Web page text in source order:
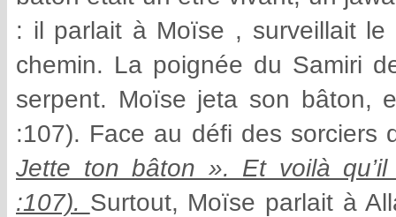
: il parlait à Moïse , surveillait
chemin. La poignée du Samiri
serpent. Moïse jeta son bâton,
:107). Face au défi des sorciers
Jette ton bâton ». Et voilà
:107). Surtout, Moïse parlait à